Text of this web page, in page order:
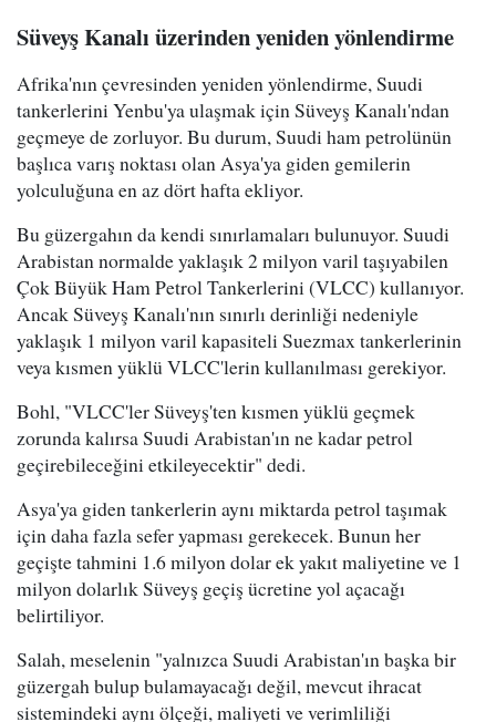
Süveyş Kanalı üzerinden yeniden yönlendirme
Afrika'nın çevresinden yeniden yönlendirme, Suudi
tankerlerini Yenbu'ya ulaşmak için Süveyş Kanalı'ndan
geçmeye de zorluyor. Bu durum, Suudi ham petrolünün
başlıca varış noktası olan Asya'ya giden gemilerin
yolculuğuna en az dört hafta ekliyor.
Bu güzergahın da kendi sınırlamaları bulunuyor. Suudi
Arabistan normalde yaklaşık 2 milyon varil taşıyabilen
Çok Büyük Ham Petrol Tankerlerini (VLCC) kullanıyor.
Ancak Süveyş Kanalı'nın sınırlı derinliği nedeniyle
yaklaşık 1 milyon varil kapasiteli Suezmax tankerlerinin
veya kısmen yüklü VLCC'lerin kullanılması gerekiyor.
Bohl, "VLCC'ler Süveyş'ten kısmen yüklü geçmek
zorunda kalırsa Suudi Arabistan'ın ne kadar petrol
geçirebileceğini etkileyecektir" dedi.
Asya'ya giden tankerlerin aynı miktarda petrol taşımak
için daha fazla sefer yapması gerekecek. Bunun her
geçişte tahmini 1.6 milyon dolar ek yakıt maliyetine ve 1
milyon dolarlık Süveyş geçiş ücretine yol açacağı
belirtiliyor.
Salah, meselenin "yalnızca Suudi Arabistan'ın başka bir
güzergah bulup bulamayacağı değil, mevcut ihracat
sistemindeki aynı ölçeği, maliyeti ve verimliliği